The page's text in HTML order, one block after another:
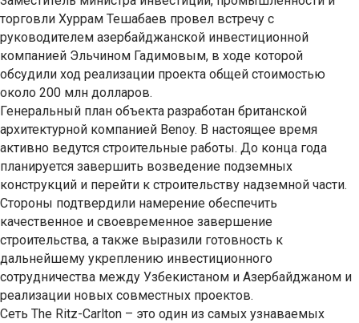
торговли Хуррам Тешабаев провел встречу с
руководителем азербайджанской инвестиционной
компанией Эльчином Гадимовым, в ходе которой
обсудили ход реализации проекта общей стоимостью
около 200 млн долларов.
Генеральный план объекта разработан британской
архитектурной компанией Benoy. В настоящее время
активно ведутся строительные работы. До конца года
планируется завершить возведение подземных
конструкций и перейти к строительству надземной части.
Стороны подтвердили намерение обеспечить
качественное и своевременное завершение
строительства, а также выразили готовность к
дальнейшему укреплению инвестиционного
сотрудничества между Узбекистаном и Азербайджаном и
реализации новых совместных проектов.
Сеть The Ritz-Carlton – это один из самых узнаваемых